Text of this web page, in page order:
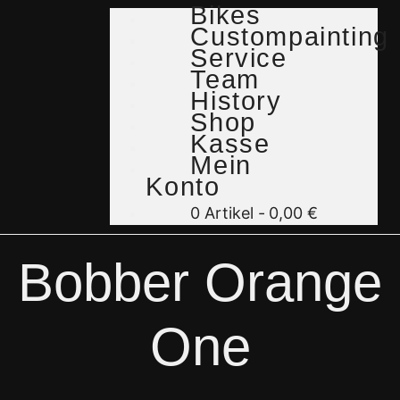
Bikes
Custompainting
Service
Team
History
Shop
Kasse
Mein
Konto
0 Artikel 0,00 €
Bobber Orange
One